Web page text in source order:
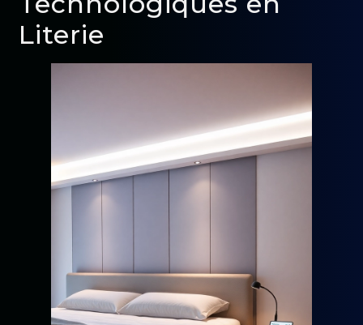
Literie